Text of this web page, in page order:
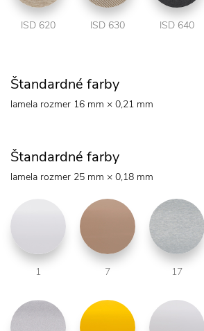
ISD 620 ISD 630 ISD 640
Štandardné farby
lamela rozmer 16 mm × 0,21 mm
Štandardné farby
lamela rozmer 25 mm × 0,18 mm
1 7 17